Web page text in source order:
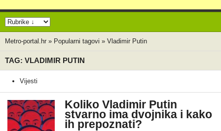
Metro-portal.hr » Popularni tagovi » Vladimir Putin
TAG: VLADIMIR PUTIN
Vijesti
Koliko Vladimir Putin
stvarno ima dvojnika i kako
ih prepoznati?